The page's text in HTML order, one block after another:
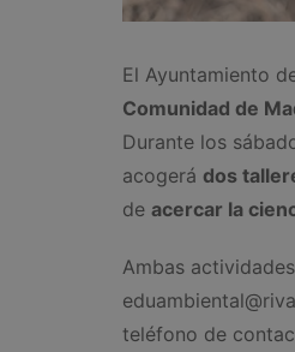
El Ayuntamiento
Comunidad de
Durante los
acogerá dos
de acercar la
Ambas
teléfono de